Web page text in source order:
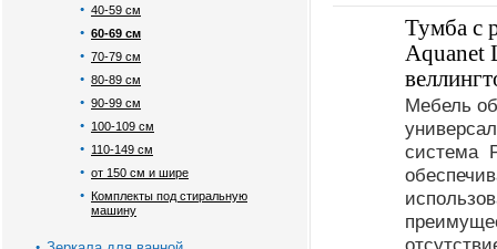
40-59 см
60-69 см
70-79 см
80-89 см
90-99 см
100-109 см
110-149 см
от 150 см и шире
Комплекты под стиральную
машину
Тумба с
Aquanet
Мебель
система